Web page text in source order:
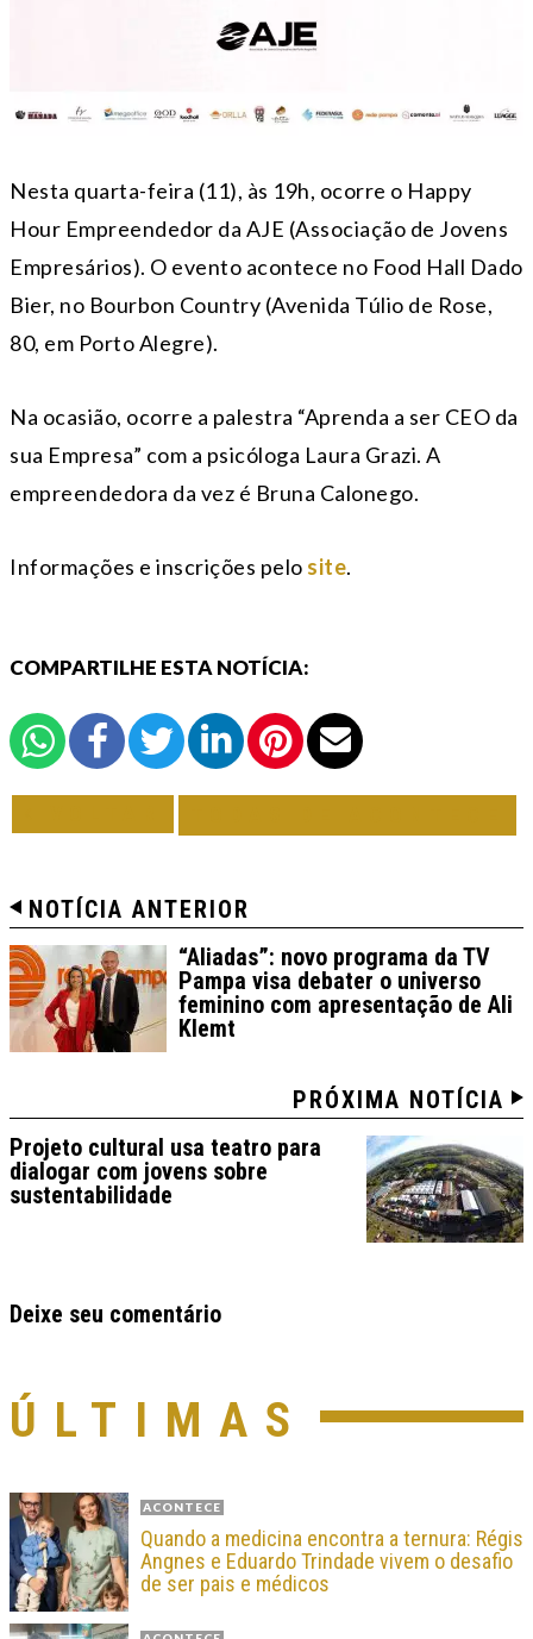
Nesta quarta-feira (11), às 19h, ocorre o Happy
Hour Empreendedor da AJE (Associação de Jovens
Empresários). O evento acontece no Food Hall Dado
Bier, no Bourbon Country (Avenida Túlio de Rose,
80, em Porto Alegre).
Na ocasião, ocorre a palestra “Aprenda a ser CEO da
sua Empresa” com a psicóloga Laura Grazi. A
empreendedora da vez é Bruna Calonego.
Informações e inscrições pelo site.
COMPARTILHE ESTA NOTÍCIA:
NOTÍCIA ANTERIOR
“Aliadas”: novo programa da TV
Pampa visa debater o universo
feminino com apresentação de Ali
Klemt
PRÓXIMA NOTÍCIA
Projeto cultural usa teatro para
dialogar com jovens sobre
sustentabilidade
Deixe seu comentário
ÚLTIMAS
ACONTECE
Quando a medicina encontra a ternura: Régis
Angnes e Eduardo Trindade vivem o desafio
de ser pais e médicos